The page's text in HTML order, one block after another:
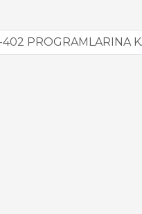
PROGRAMLARINA